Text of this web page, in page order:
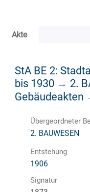
Akte
StA BE 2:
bis 1930 → 2.
Gebäudeakten
Übergeordneter
2. BAUWESEN
Entstehung
1906
Signatur